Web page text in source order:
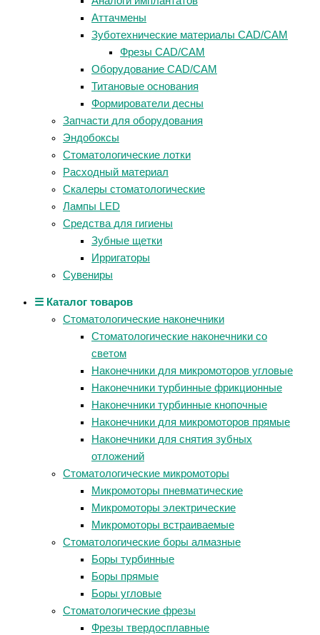
Аттачмены
Зуботехнические материалы CAD/CAM
Фрезы CAD/CAM
Оборудование CAD/CAM
Титановые основания
Формирователи десны
Запчасти для оборудования
Эндобоксы
Стоматологические лотки
Расходный материал
Скалеры стоматологические
Лампы LED
Средства для гигиены
Зубные щетки
Ирригаторы
Сувениры
☰ Каталог товаров
Стоматологические наконечники
Стоматологические наконечники со
светом
Наконечники для микромоторов угловые
Наконечники турбинные фрикционные
Наконечники турбинные кнопочные
Наконечники для микромоторов прямые
Наконечники для снятия зубных
отложений
Стоматологические микромоторы
Микромоторы пневматические
Микромоторы электрические
Микромоторы встраиваемые
Стоматологические боры алмазные
Боры турбинные
Боры прямые
Боры угловые
Стоматологические фрезы
Фрезы твердосплавные